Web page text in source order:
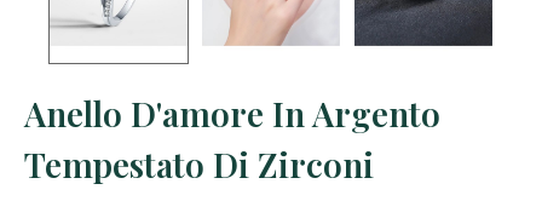
Anello D'amore In Argento
Tempestato Di Zirconi